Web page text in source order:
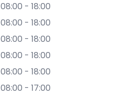
08:00 - 18:00
08:00 - 18:00
08:00 - 18:00
08:00 - 18:00
08:00 - 18:00
08:00 - 17:00